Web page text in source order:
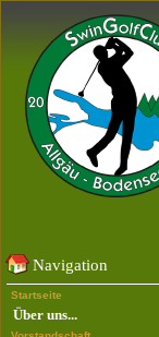
Navigation
Startseite
Über uns...